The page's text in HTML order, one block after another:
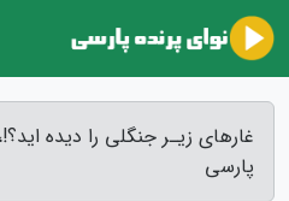
غارهای زیـر جنگلی را دیده
پارسی